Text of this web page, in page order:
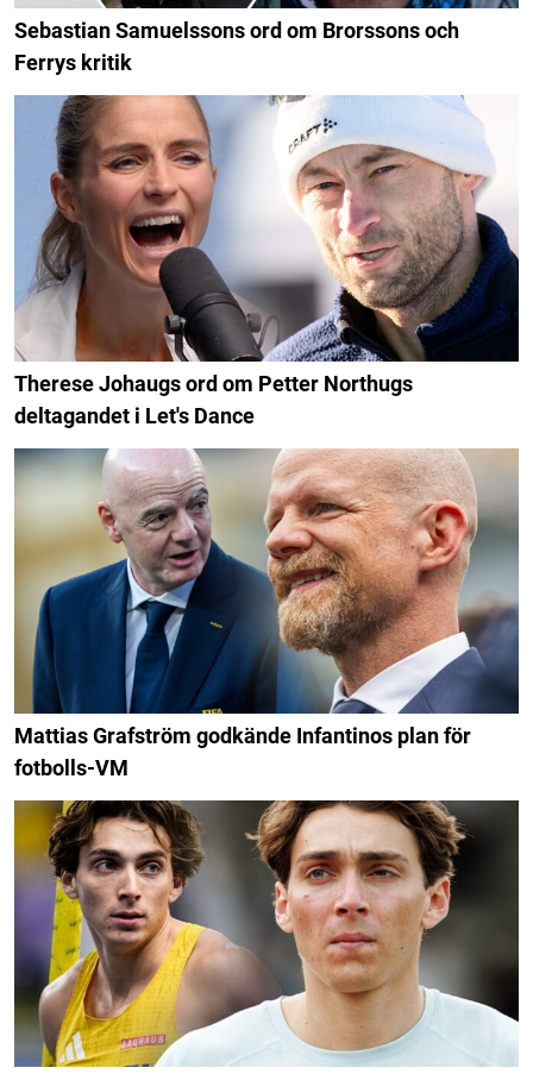
Sebastian Samuelssons ord om Brorssons och
Ferrys kritik
Therese Johaugs ord om Petter Northugs
deltagandet i Let's Dance
Mattias Grafström godkände Infantinos plan för
fotbolls-VM